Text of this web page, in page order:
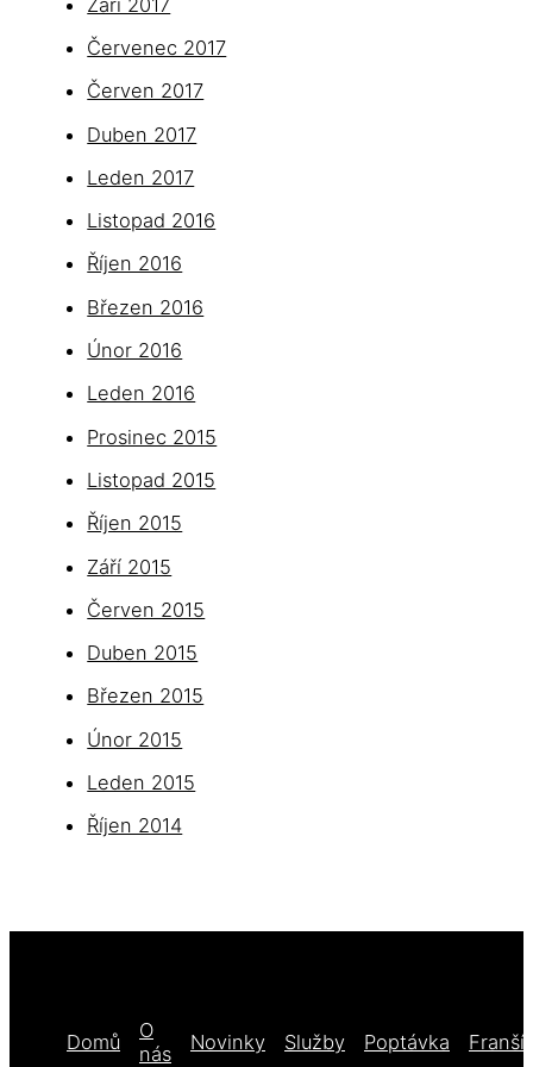
Červenec 2017
Červen 2017
Duben 2017
Leden 2017
Listopad 2016
Říjen 2016
Březen 2016
Únor 2016
Leden 2016
Prosinec 2015
Listopad 2015
Říjen 2015
Září 2015
Červen 2015
Duben 2015
Březen 2015
Únor 2015
Leden 2015
Říjen 2014
Domů
O
nás
Novinky Služby Poptávka